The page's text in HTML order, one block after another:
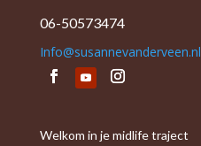
06-50573474
Info@susannevanderveen.nl
Welkom in je midlife traject